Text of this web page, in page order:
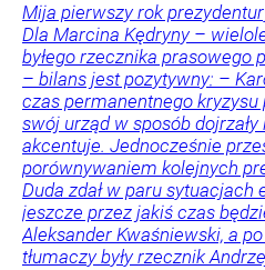
Mija pierwszy rok
Dla Marcina Kędryny –
byłego rzecznika prasowego
– bilans jest pozytywny: –
czas permanentnego
swój urząd w sposób
akcentuje. Jednocześnie
porównywaniem kolejnych
Duda zdał w paru sytuacjach
jeszcze przez jakiś czas
Aleksander Kwaśniewski, a
tłumaczy były rzecznik